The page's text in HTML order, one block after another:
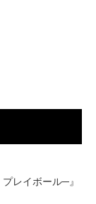
レイボール─』